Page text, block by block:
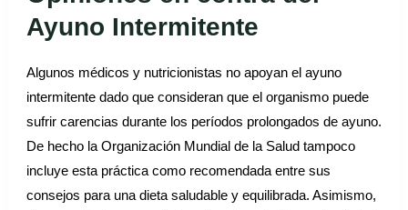
Ayuno Intermitente
Algunos médicos y nutricionistas no apoyan el ayuno
intermitente dado que consideran que el organismo puede
sufrir carencias durante los períodos prolongados de ayuno.
De hecho la Organización Mundial de la Salud tampoco
incluye esta práctica como recomendada entre sus
consejos para una dieta saludable y equilibrada. Asimismo,